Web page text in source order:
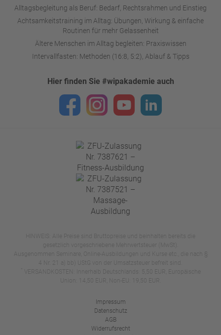
Alltagsbegleitung als Beruf: Bedarf, Rechtsrahmen und Einstieg
Achtsamkeitstraining im Alltag: Übungen, Wirkung & einfache
Routinen für mehr Gelassenheit
Ältere Menschen im Alltag begleiten: Praxiswissen
Intervallfasten: Methoden (16:8, 5:2), Ablauf & Tipps
Hier finden Sie #wipakademie auch
HINWEIS: Alle Preise sind Bruttopreise und beinhalten bereits die
gesetzlich vorgeschriebene Mehrwertsteuer (MwSt).
Ausgenommen Seminare, Online-Ausbildungen und Kurse etc., die nach §
4 Nr. 21 a) bb) UStG von der Umsatzsteuer befreit sind.
VERSANDKOSTEN: Innerhalb Deutschlands: 5,50 EUR, Europäische
Union: 14,50 EUR, Non-EU: 19,50 EUR.
Impressum
Datenschutz
AGB
Widerrufsrecht